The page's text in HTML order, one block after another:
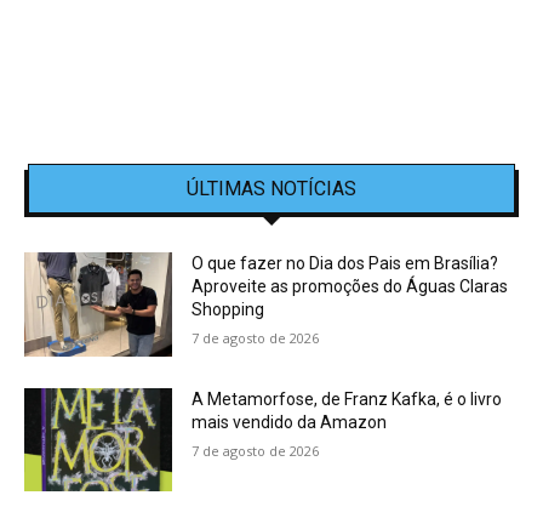
ÚLTIMAS NOTÍCIAS
O que fazer no Dia dos Pais em Brasília?
Aproveite as promoções do Águas Claras
Shopping
7 de agosto de 2026
A Metamorfose, de Franz Kafka, é o livro
mais vendido da Amazon
7 de agosto de 2026